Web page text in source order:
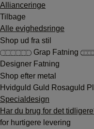
Allianceringe
Tilbage
Alle evighedsringe
Shop ud fra stil
Grap Fatning
Designer Fatning
Shop efter metal
Hvidguld Guld Rosaguld
Specialdesign
Har du brug for det
for hurtigere levering